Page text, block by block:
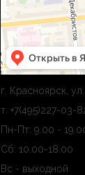
г. Красноярск,
т. +7(495)227-03-
Пн-Пт: 9.00 -
Сб: 10.00-18.00
Вс - выходной